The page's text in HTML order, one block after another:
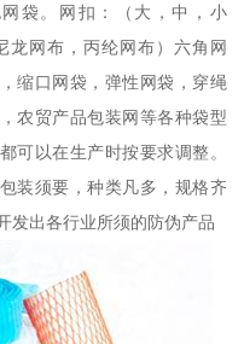
袋。网扣：（大，中，小
龙网布，丙纶网布）六角网
缩口网袋，弹性网袋，穿绳
农贸产品包装网等各种袋型
可以在生产时按要求调整。
装须要，种类凡多，规格齐
发出各行业所须的防伪产品